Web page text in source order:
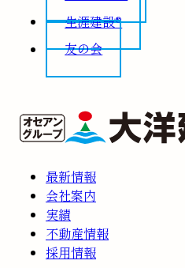
生涯建設®
友の会
最新情報
会社案内
実績
不動産情報
採用情報